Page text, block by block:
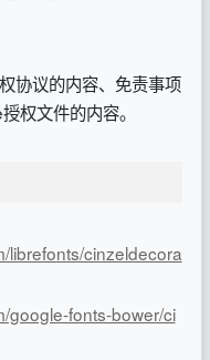
协议的内容、免责事项
权文件的内容。
librefonts/cinzeldecora
google-fonts-bower/ci